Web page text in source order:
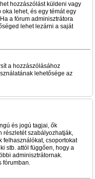
hozzászólást küldeni vagy
lehet, és egy témát egy
a fórum adminisztrátora
lehet lezárni a saját
a hozzászólásához
lehetősége az
és jogú tagjai, ők
részletét szabályozhatják,
felhasználókat, csoportokat
stb. attól függően, hogy a
adminisztrátornak.
fórumban.